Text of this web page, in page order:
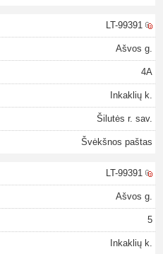
LT-99391
Ašvos g.
4A
Inkaklių k.
Šilutės r. sav.
Švėkšnos paštas
LT-99391
Ašvos g.
5
Inkaklių k.